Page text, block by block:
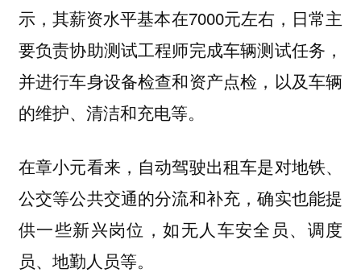
示，其薪资水平基本在7000元左右，日常主
要负责协助测试工程师完成车辆测试任务，
并进行车身设备检查和资产点检，以及车辆
的维护、清洁和充电等。
在章小元看来，自动驾驶出租车是对地铁、
公交等公共交通的分流和补充，确实也能提
供一些新兴岗位，如无人车安全员、调度
员、地勤人员等。